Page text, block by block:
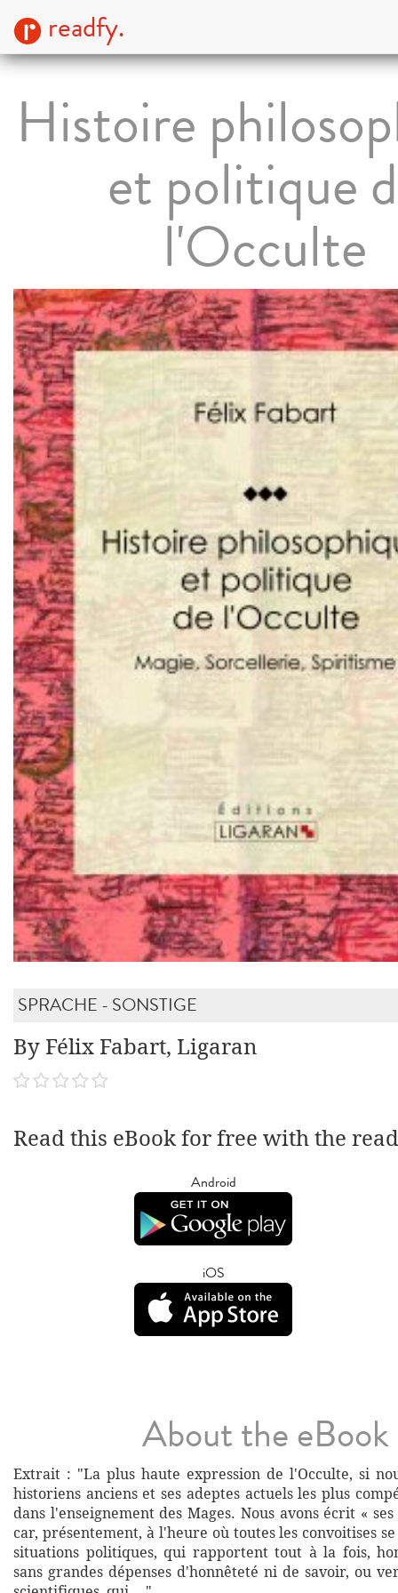
readfy.
Histoire
et politique
l'Occulte
SPRACHE - SONSTIGE
By Félix Fabart, Ligaran
Read this eBook for free with the
Android
iOS
About the eBook
Extrait : "La plus haute expression de l'Occulte, si
historiens anciens et ses adeptes actuels les plus
dans l'enseignement des Mages. Nous avons écrit «
car, présentement, à l'heure où toutes les convoitises
situations politiques, qui rapportent tout à la fois,
sans grandes dépenses d'honnêteté ni de savoir, ou